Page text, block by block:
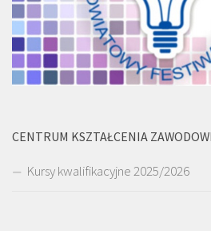
CENTRUM KSZTAŁCENIA
Kursy kwalifikacyjne 2025/2026